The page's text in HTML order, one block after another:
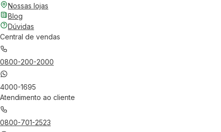
Nossas lojas
Blog
Dúvidas
Central de vendas
0800-200-2000
4000-1695
Atendimento ao cliente
0800-701-2523